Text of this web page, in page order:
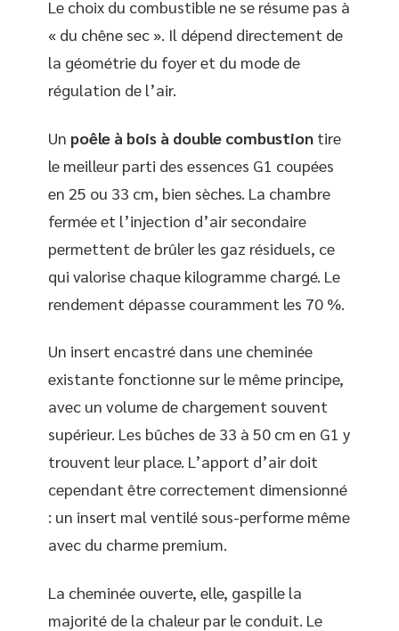
Le choix du combustible ne se résume pas à
« du chêne sec ». Il dépend directement de
la géométrie du foyer et du mode de
régulation de l’air.
Un poêle à bois à double combustion tire
le meilleur parti des essences G1 coupées
en 25 ou 33 cm, bien sèches. La chambre
fermée et l’injection d’air secondaire
permettent de brûler les gaz résiduels, ce
qui valorise chaque kilogramme chargé. Le
rendement dépasse couramment les 70 %.
Un insert encastré dans une cheminée
existante fonctionne sur le même principe,
avec un volume de chargement souvent
supérieur. Les bûches de 33 à 50 cm en G1 y
trouvent leur place. L’apport d’air doit
cependant être correctement dimensionné
: un insert mal ventilé sous-performe même
avec du charme premium.
La cheminée ouverte, elle, gaspille la
majorité de la chaleur par le conduit. Le